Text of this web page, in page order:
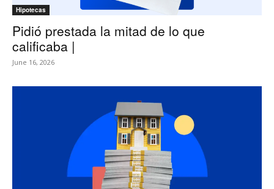
Hipotecas
Pidió prestada la mitad de lo que
calificaba |
June 16, 2026